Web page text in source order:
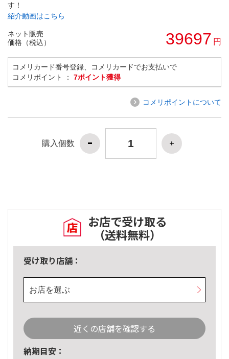
す！
紹介動画はこちら
ネット販売
価格（税込）
39697 円
コメリカード番号登録、コメリカードでお支払いで
コメリポイント ： 7ポイント獲得
コメリポイントについて
購入個数
お店で受け取る
（送料無料）
受け取り店舗：
お店を選ぶ
近くの店舗を確認する
納期目安：